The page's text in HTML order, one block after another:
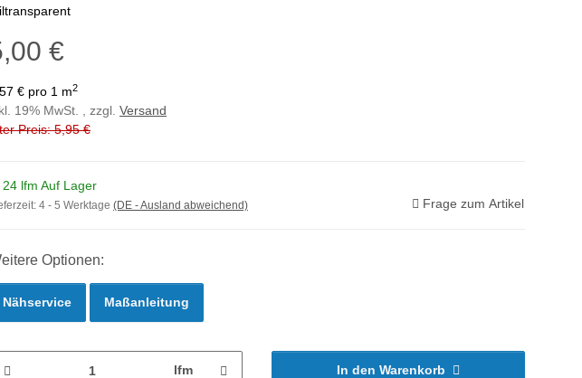
€
€ pro 1 m2
19% MwSt. , zzgl. Versand
Preis: 5,95 €
24 lfm Auf Lager
4 - 5 Werktage (DE - Ausland abweichend) Frage zum Artikel
Optionen:
Nähservice Maßanleitung
lfm In den Warenkorb